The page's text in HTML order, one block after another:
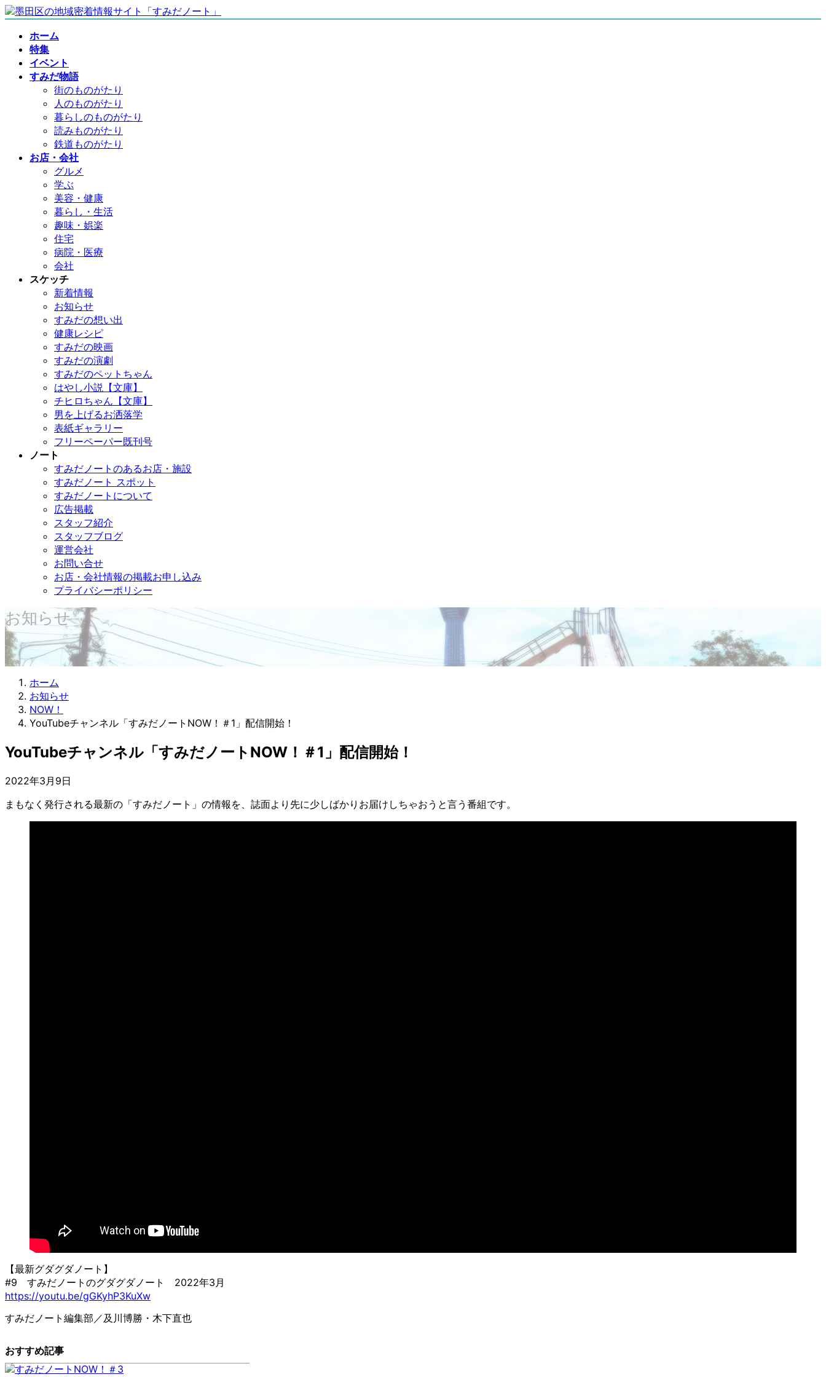
コ
ナ
ホーム
特集
イベント
すみだ物語
街のものがたり
人のものがたり
暮らしのものがたり
読みものがたり
鉄道ものがたり
お店・会社
グルメ
学ぶ
美容・健康
暮らし・生活
趣味・娯楽
住宅
病院・医療
会社
スケッチ
新着情報
お知らせ
すみだの想い出
健康レシピ
すみだの映画
すみだの演劇
すみだのペットちゃん
はやし小説【文庫】
チヒロちゃん【文庫】
男を上げるお洒落学
表紙ギャラリー
フリーペーパー既刊号
ノート
すみだノートのあるお店・施設
すみだノート スポット
すみだノートについて
広告掲載
スタッフ紹介
スタッフブログ
運営会社
お問い合せ
お店・会社情報の掲載お申し込み
プライバシーポリシー
お知らせ
ホーム
お知らせ
NOW！
YouTubeチャンネル「すみだノートNOW！＃1」配信開始！
YouTubeチャンネル「すみだノートNOW！＃1」配信開始！
2022年3月9日
まもなく発行される最新の「すみだノート」の情報を、誌面より先に少しばかりお届けしちゃおうと言う番組です。
【最新グダグダノート】
#9 すみだノートのグダグダノート 2022年3月
https://youtu.be/gGKyhP3KuXw
すみだノート編集部／及川博勝・木下直也
おすすめ記事